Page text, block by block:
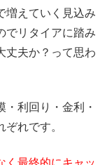
増えていく見込み
でリタイアに踏み
丈夫か？って思わ
・利回り・金利・
れです。
く最終的にキャッ